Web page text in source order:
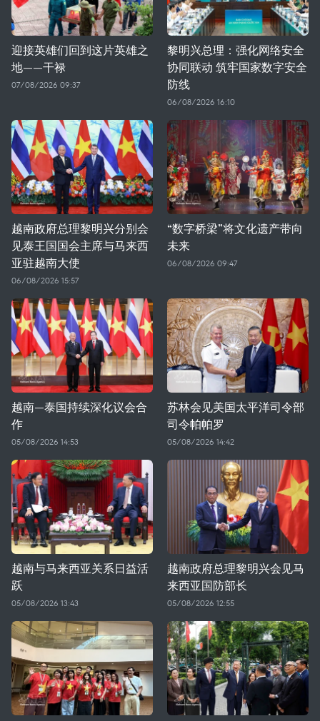
迎接英雄们回到这片英雄之
地——干禄
07/08/2026 09:37
黎明兴总理：强化网络安全
协同联动 筑牢国家数字安全
防线
06/08/2026 16:10
越南政府总理黎明兴分别会
见泰王国国会主席与马来西
亚驻越南大使
06/08/2026 15:57
“数字桥梁”将文化遗产带向
未来
06/08/2026 09:47
越南—泰国持续深化议会合
作
05/08/2026 14:53
苏林会见美国太平洋司令部
司令帕帕罗
05/08/2026 14:42
越南与马来西亚关系日益活
跃
05/08/2026 13:43
越南政府总理黎明兴会见马
来西亚国防部长
05/08/2026 12:55